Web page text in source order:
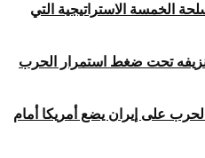
الخمسة الاستراتيجية التي
نزيفه تحت ضغط استمرار الحرب
الحرب على إيران يضع أمريكا أمام